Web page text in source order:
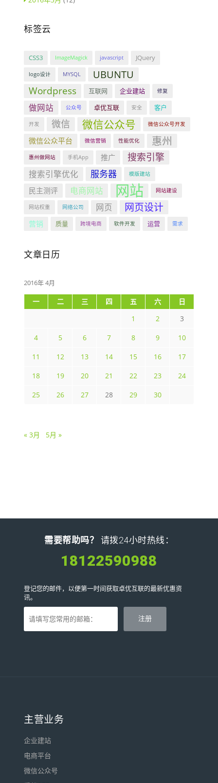
标签云
CSS3 ImageMagick javascript JQuery
logo设计 MYSQL UBUNTU
Wordpress 互联网 企业建站 修复
做网站 公众号 卓优互联 安全 客户
开发 微信 微信公众号 微信公众号开发
微信公众平台 微信营销 性能优化 惠州
惠州做网站 手机App 推广 搜索引擎
搜索引擎优化 服务器 模版建站
民主测评 电商网站 网站 网站建设
网站权重 网络公司 网页 网页设计
营销 质量 跨境电商 软件开发 运营 需求
文章日历
2016年 4月
一 二 三 四 五 六
日
1
2 3
4 5 6 7 8 9 10
11 12 13 14 15 16 17
18 19 20 21 22 23 24
25 26 27 28 29 30
« 3月 5月 »
需要帮助吗？ 请拨24小时热线：
18122590988
登记您的邮件，以便第一时间获取卓优互联的最新优惠资
讯。
主营业务
企业建站
电商平台
微信公众号